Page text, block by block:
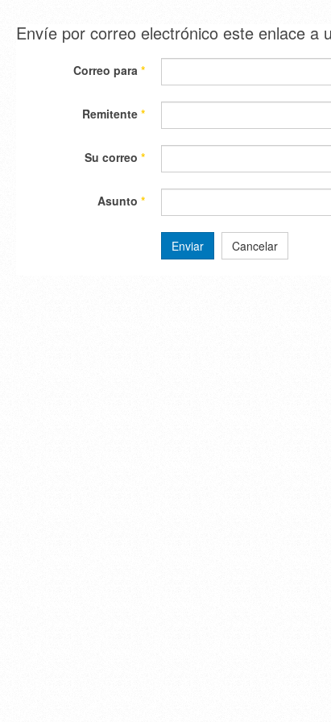
Envíe por correo electrónico este enlace a
Correo para *
Remitente *
Su correo *
Asunto *
Enviar Cancelar